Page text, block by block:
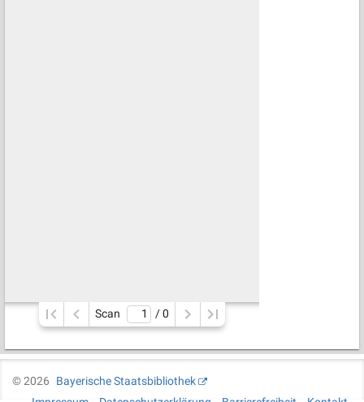
Scan / 0
©2026
Bayerische Staatsbibliothek